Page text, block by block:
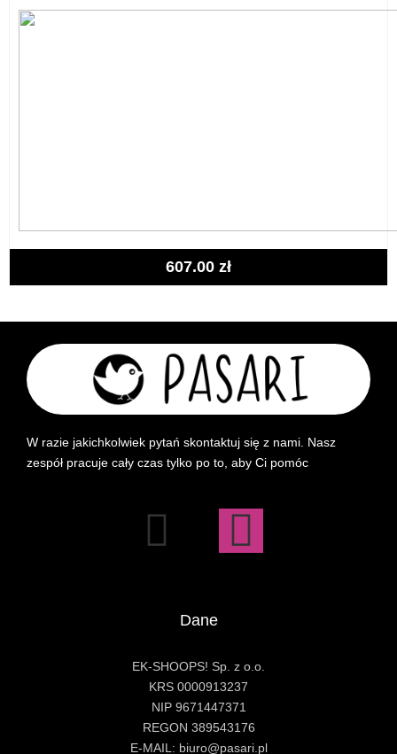
607.00 zł
W razie jakichkolwiek pytań skontaktuj się z nami. Nasz
zespół pracuje cały czas tylko po to, aby Ci pomóc
Dane
EK-SHOOPS! Sp. z o.o.
KRS 0000913237
NIP 9671447371
REGON 389543176
E-MAIL: biuro@pasari.pl